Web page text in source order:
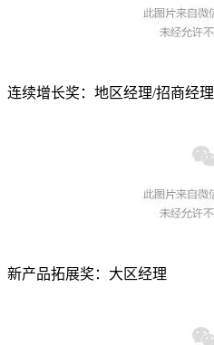
连续增长奖：地区经理/招商经理
新产品拓展奖：大区经理